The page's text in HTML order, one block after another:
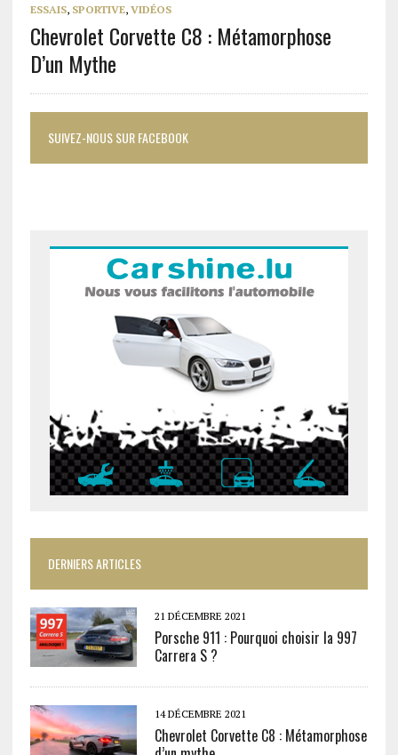
ESSAIS, SPORTIVE, VIDÉOS
Chevrolet Corvette C8 : Métamorphose
D’un Mythe
SUIVEZ-NOUS SUR FACEBOOK
DERNIERS ARTICLES
21 DÉCEMBRE 2021
Porsche 911 : Pourquoi choisir la 997
Carrera S ?
14 DÉCEMBRE 2021
Chevrolet Corvette C8 : Métamorphose